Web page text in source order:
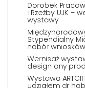
Dorobek
i Rzeźby UJK –
wystawy
Stypendialny
nabór wniosków
Wernisaż
design any
Wystawa
udziałem dr